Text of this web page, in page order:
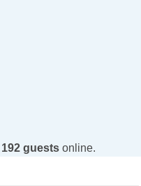
192 guestsonline.